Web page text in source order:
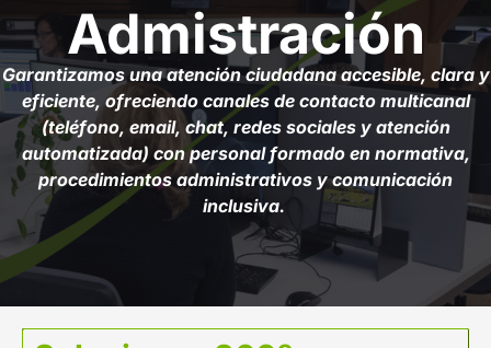
Admistración
Garantizamos una atención ciudadana accesible, clara y
eficiente, ofreciendo canales de contacto multicanal
(teléfono, email, chat, redes sociales y atención
automatizada) con personal formado en normativa,
procedimientos administrativos y comunicación
inclusiva.